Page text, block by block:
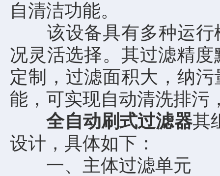
自清洁功能。
该设备具有多种运行
况灵活选择。其过滤精
定制，过滤面积大，纳
能，可实现自动清洗排污
全自动刷式过滤器其
设计，具体如下：
一、主体过滤单元